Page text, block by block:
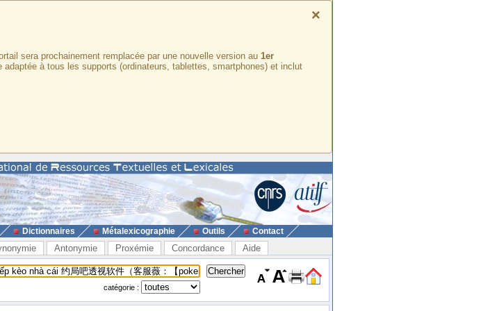
×
sera prochainement remplacée par une nouvelle version au 1er
à tous les supports (ordinateurs, tablettes, smartphones) et inclut
Dictionnaires Métalexicographie Outils Contact
Antonymie Proxémie Concordance Aide
catégorie :